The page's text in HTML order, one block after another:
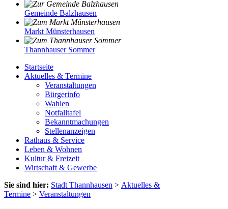
Gemeinde Balzhausen
Markt Münsterhausen
Thannhauser Sommer
Startseite
Aktuelles & Termine
Veranstaltungen
Bürgerinfo
Wahlen
Notfalltafel
Bekanntmachungen
Stellenanzeigen
Rathaus & Service
Leben & Wohnen
Kultur & Freizeit
Wirtschaft & Gewerbe
Sie sind hier: Stadt Thannhausen > Aktuelles &
Termine > Veranstaltungen